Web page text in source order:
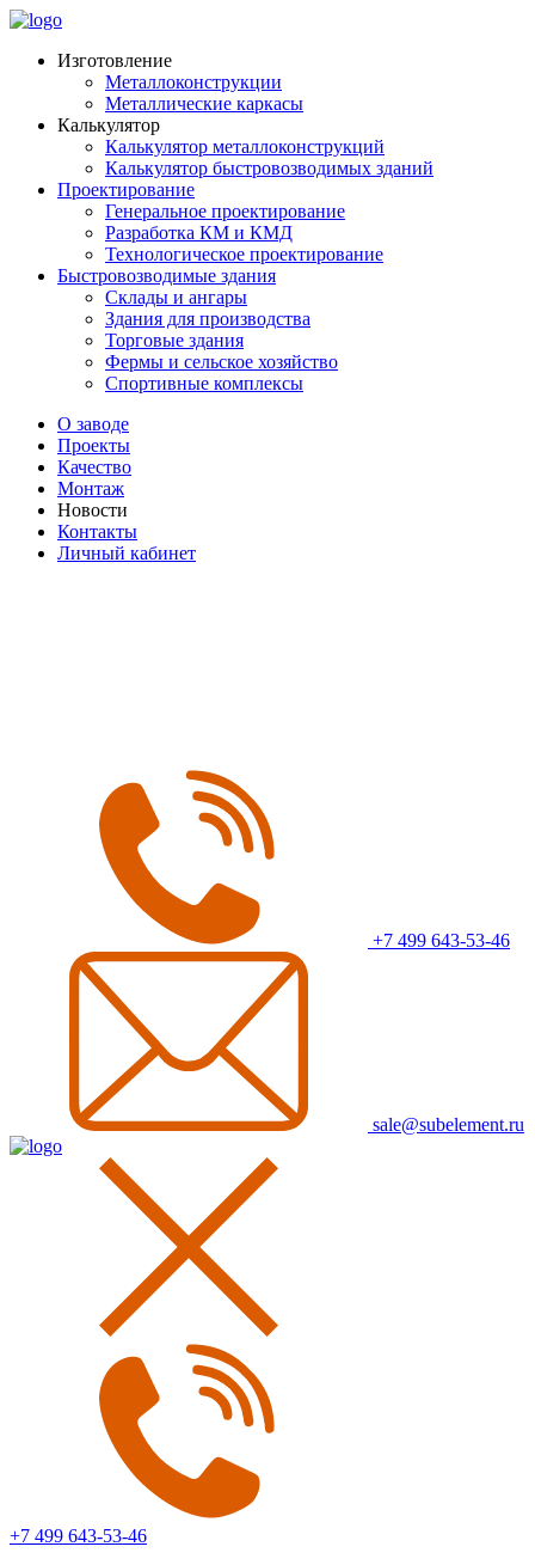
Изготовление
Металлоконструкции
Металлические каркасы
Калькулятор
Калькулятор металлоконструкций
Калькулятор быстровозводимых зданий
Проектирование
Генеральное проектирование
Разработка КМ и КМД
Технологическое проектирование
Быстровозводимые здания
Склады и ангары
Здания для производства
Торговые здания
Фермы и сельское хозяйство
Спортивные комплексы
О заводе
Проекты
Качество
Монтаж
Новости
Контакты
Личный кабинет
+7 499 643-53-46
sale@subelement.ru
+7 499 643-53-46